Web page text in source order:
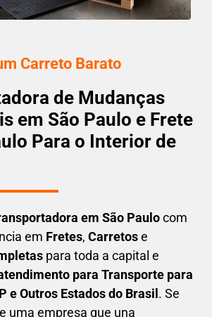
Carreto Barato
de Mudanças
em São Paulo e Frete
Para o Interior de
em São Paulocom
em Fretes, Carretose
para toda a capital e
para Transporte para
e Outros Estados do Brasil. Se
uma empresa que una